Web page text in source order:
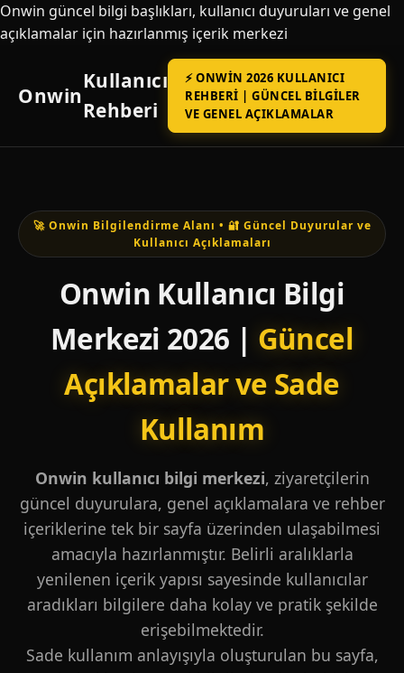
Onwin güncel bilgi başlıkları, kullanıcı duyuruları ve genel
açıklamalar için hazırlanmış içerik merkezi
Onwin
Kullanıcı
Rehberi
⚡ ONWIN 2026 KULLANICI
REHBERI | GÜNCEL BILGILER
VE GENEL AÇIKLAMALAR
🚀 Onwin Bilgilendirme Alanı • 🔐 Güncel Duyurular ve
Kullanıcı Açıklamaları
Onwin Kullanıcı Bilgi
Merkezi 2026 | Güncel
Açıklamalar ve Sade
Kullanım
Onwin kullanıcı bilgi merkezi, ziyaretçilerin
güncel duyurulara, genel açıklamalara ve rehber
içeriklerine tek bir sayfa üzerinden ulaşabilmesi
amacıyla hazırlanmıştır. Belirli aralıklarla
yenilenen içerik yapısı sayesinde kullanıcılar
aradıkları bilgilere daha kolay ve pratik şekilde
erişebilmektedir.
Sade kullanım anlayışıyla oluşturulan bu sayfa,